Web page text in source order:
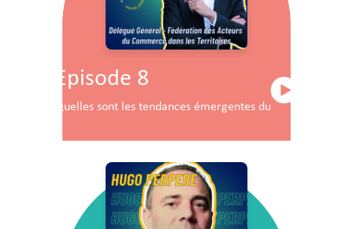
Episode 8
Quelles sont les tendances émergentes du commerce en